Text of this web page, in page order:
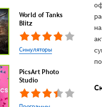
World of Tanks
Blitz
Симуляторы
PicsArt Photo
Studio